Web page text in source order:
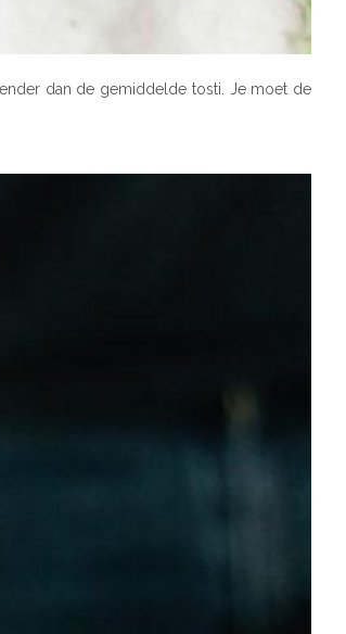
dan de gemiddelde tosti. Je moet de